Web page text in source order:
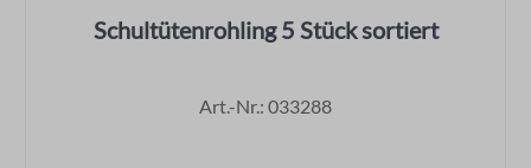
Schultütenrohling 5 Stück sortiert
Art.-Nr.: 033288